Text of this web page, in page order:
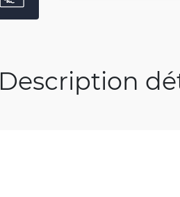
Description